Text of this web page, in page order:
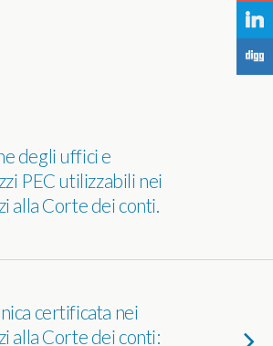
degli uffici e
PEC utilizzabili nei
alla Corte dei conti.
certificata nei
alla Corte dei conti:
j
F